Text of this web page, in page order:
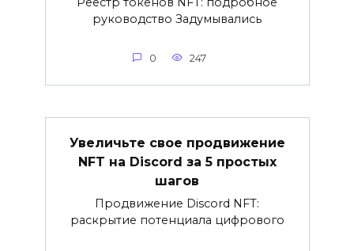
руководство Задумывались
0 247
Увеличьте свое продвижение
NFT на Discord за 5 простых
шагов
Продвижение Discord NFT:
раскрытие потенциала цифрового